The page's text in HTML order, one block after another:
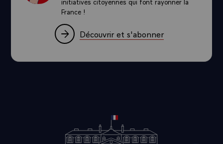
France !
Découvrir et s'abonner